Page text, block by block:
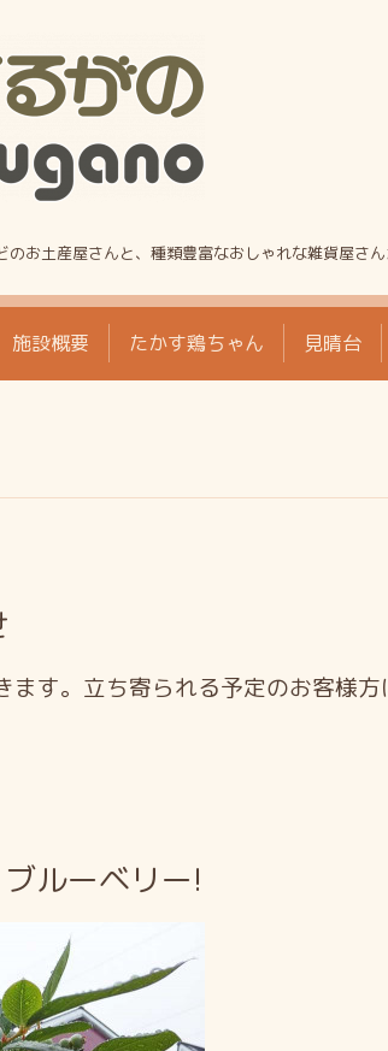
お土産屋さんと、種類豊富なおしゃれな雑貨屋さん
施設概要 たかす鶏ちゃん 見晴台
す。立ち寄られる予定のお客様
ルーベリー!